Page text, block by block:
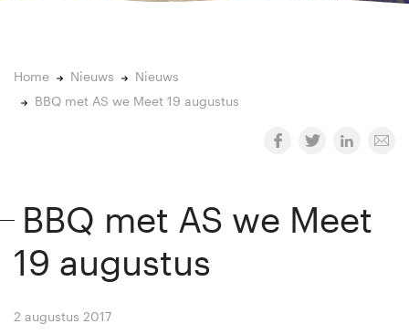
Home Nieuws
Nieuws
BBQ met AS we Meet 19 augustus
BBQ met AS we Meet
19 augustus
2 augustus 2017